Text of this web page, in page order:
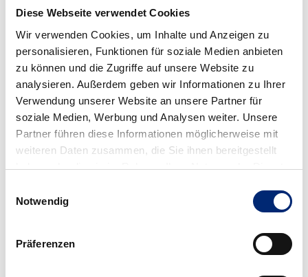
Diese Webseite verwendet Cookies
Wir verwenden Cookies, um Inhalte und Anzeigen zu
personalisieren, Funktionen für soziale Medien anbieten
zu können und die Zugriffe auf unsere Website zu
analysieren. Außerdem geben wir Informationen zu Ihrer
Verwendung unserer Website an unsere Partner für
soziale Medien, Werbung und Analysen weiter. Unsere
Partner führen diese Informationen möglicherweise mit
weiteren Daten zusammen, die Sie ihnen bereitgestellt
haben oder die sie im Rahmen Ihrer Nutzung der Dienste
Notwendig
Präferenzen
Karton mit 24 Flaschen
(Diese Option ist zurzeit nicht verfügbar.)
Päckchen mit 4 Flaschen
(Diese Option ist zurzeit nicht verfügbar.)
Produktnummer:
8342601
Beschreibung
Der Fresubin PROTEIN ENERGY Drink ist eine
Eigenschaften